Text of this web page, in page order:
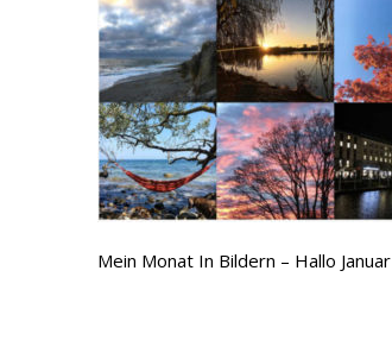
Mein Monat In Bildern – Hallo Januar